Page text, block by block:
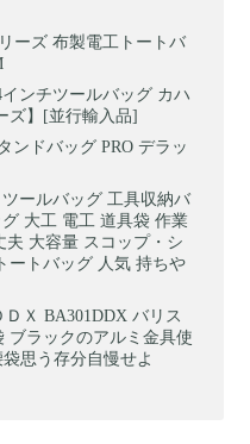
ーズ 布製電工トートバ
ンチツールバッグ カハ
ズ】[並行輸入品]
ンドバッグ PRO デラッ
ールバッグ 工具収納バ
大工 電工 道具袋 作業
夫 大容量 スコップ・シ
ートバッグ 人気 持ちや
Ｘ BA301DDX バリス
ブラックのアルミ金具使
思う存分自慢せよ